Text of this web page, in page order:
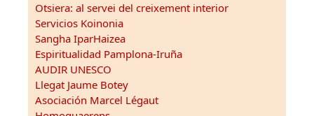
Otsiera: al servei del creixement interior
Servicios Koinonia
Sangha IparHaizea
Espiritualidad Pamplona-Iruña
AUDIR UNESCO
Llegat Jaume Botey
Asociación Marcel Légaut